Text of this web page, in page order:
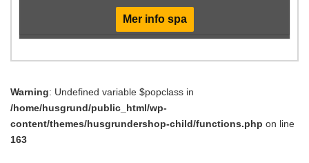
Mer info spa
Warning: Undefined variable $popclass in
/home/husgrund/public_html/wp-
content/themes/husgrundershop-child/functions.php on line
163